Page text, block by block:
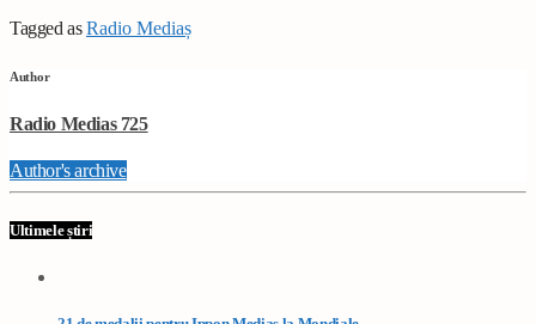
Tagged asRadio Mediaș
Author
Radio Medias 725
Author's archive
Ultimele știri